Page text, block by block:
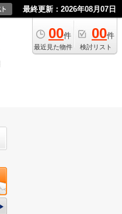
最終更新：2026年08月07日
00件
最近見た物件
00件
検討リスト